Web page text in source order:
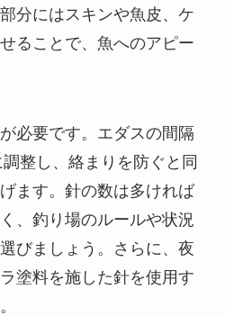
分にはスキンや魚皮、ケ
ることで、魚へのアピー
必要です。エダスの間隔
整し、絡まりを防ぐと同
ます。針の数は多ければ
、釣り場のルールや状況
びましょう。さらに、夜
塗料を施した針を使用す